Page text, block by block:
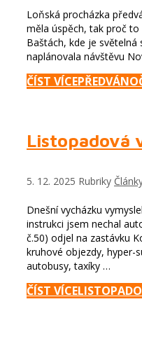
Loňská procházka
měla úspěch, tak proč
Baštách, kde je světelná
naplánovala návštěvu
ČÍST VÍCE
Listopadová
5. 12. 2025 Rubriky
Dnešní vycházku
instrukci jsem nechal
č.50) odjel na zastávku
kruhové objezdy, hyper-
autobusy, taxíky …
ČÍST VÍCE